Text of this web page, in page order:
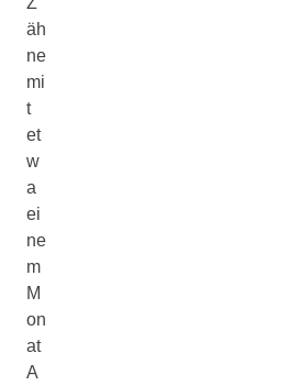
äh
ne
mi
t
et
w
a
ei
ne
m
M
on
at
A